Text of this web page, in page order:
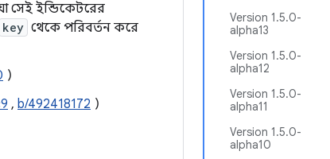
Version 1.5.0-
alpha13
Version 1.5.0-
alpha12
Version 1.5.0-
alpha11
Version 1.5.0-
alpha10
সেই ইন্ডিকেটরের
key থেকে পরিবর্তন করে
)
, b/492418172 )